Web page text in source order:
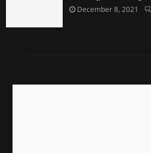
December 8, 2021